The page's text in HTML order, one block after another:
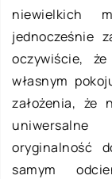
niewielkich
jednocześnie
oczywiście,
własnym
założenia, że
uniwersalne
oryginalność
samym